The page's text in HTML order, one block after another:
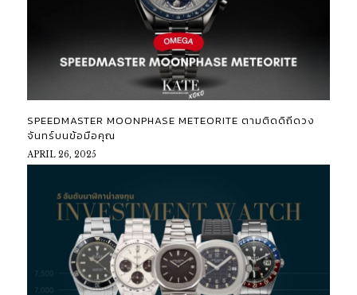
SPEEDMASTER MOONPHASE METEORITE ตามติดดิถีดวง
จันทร์บนข้อมือคุณ
APRIL 26, 2025